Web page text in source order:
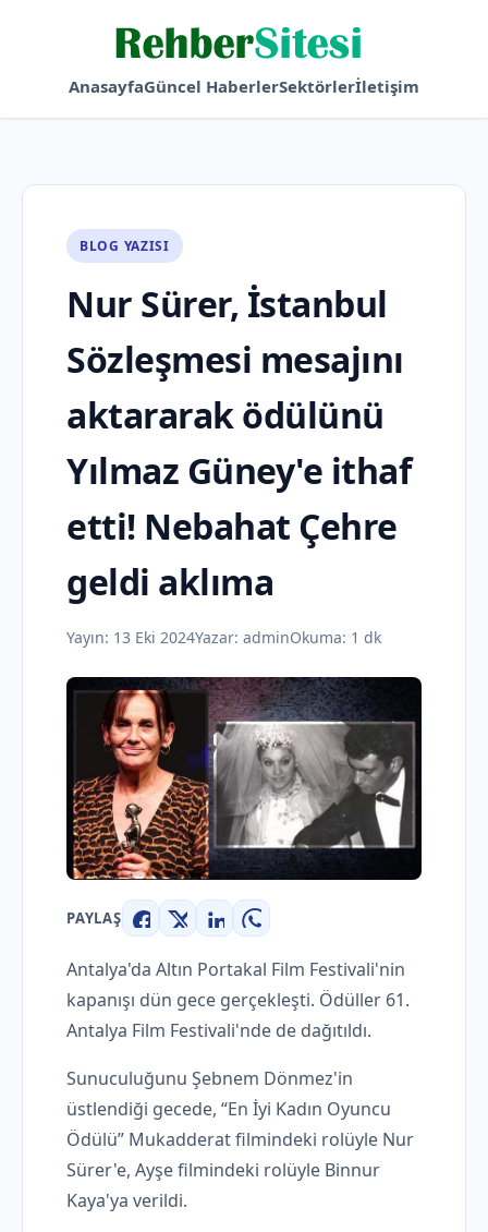
AnasayfaGüncel HaberlerSektörlerİletişim
BLOG YAZISI
Nur Sürer, İstanbul
Sözleşmesi mesajını
aktararak ödülünü
Yılmaz Güney'e ithaf
etti! Nebahat Çehre
geldi aklıma
Yayın: 13 Eki 2024Yazar: adminOkuma: 1 dk
PAYLAŞ
Facebook
X LinkedInWhatsApp
Antalya'da Altın Portakal Film Festivali'nin
kapanışı dün gece gerçekleşti. Ödüller 61.
Antalya Film Festivali'nde de dağıtıldı.
Sunuculuğunu Şebnem Dönmez'in
üstlendiği gecede, “En İyi Kadın Oyuncu
Ödülü” Mukadderat filmindeki rolüyle Nur
Sürer'e, Ayşe filmindeki rolüyle Binnur
Kaya'ya verildi.